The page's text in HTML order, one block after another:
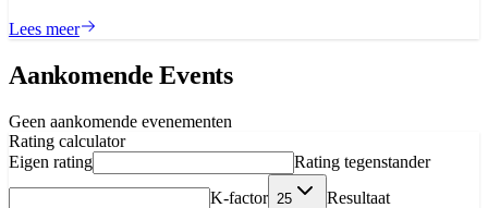
Lees meer
Aankomende Events
Geen aankomende evenementen
Rating calculator
Eigen rating
Rating tegenstander
K-factor 25 Resultaat